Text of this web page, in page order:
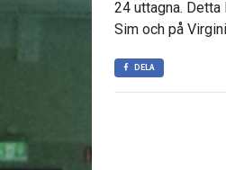
24 uttagna.
Sim och på
DELA